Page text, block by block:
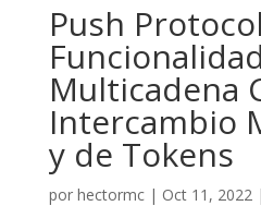
Push
Multicadena
Intercambio
y de Tokens
por hectormc| Oct 11, 2022|